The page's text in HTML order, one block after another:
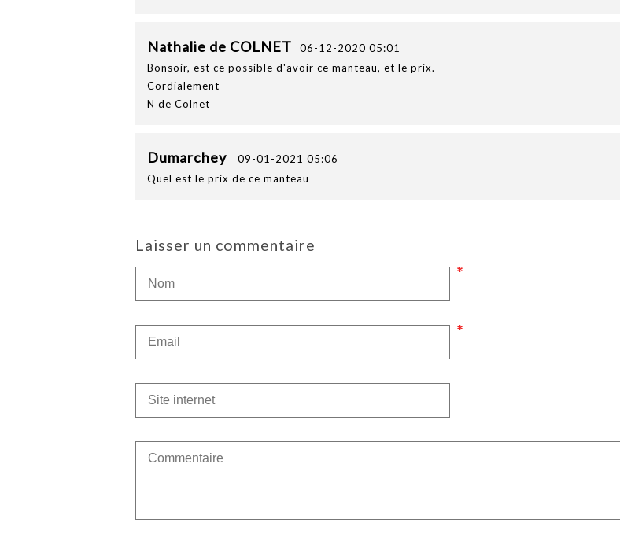
Nathalie de COLNET 06-12-2020 05:01
Bonsoir, est ce possible d'avoir ce manteau, et le prix.
Cordialement
N de Colnet
Dumarchey 09-01-2021 05:06
Quel est le prix de ce manteau
Laisser un commentaire